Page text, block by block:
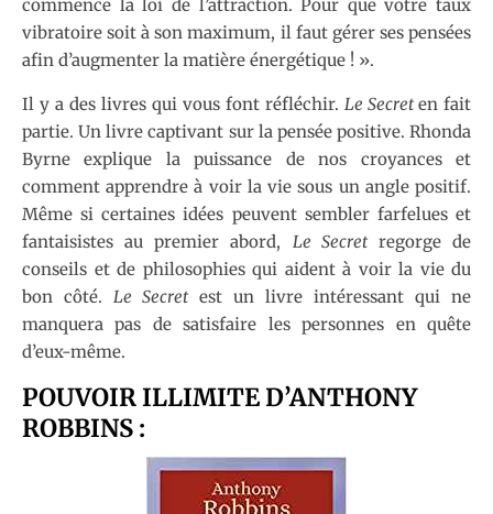
commence la loi de l’attraction. Pour que votre taux
vibratoire soit à son maximum, il faut gérer ses pensées
afin d’augmenter la matière énergétique ! ».
Il y a des livres qui vous font réfléchir. Le Secret en fait
partie. Un livre captivant sur la pensée positive. Rhonda
Byrne explique la puissance de nos croyances et
comment apprendre à voir la vie sous un angle positif.
Même si certaines idées peuvent sembler farfelues et
fantaisistes au premier abord, Le Secretregorge de
conseils et de philosophies qui aident à voir la vie du
bon côté. Le Secret est un livre intéressant qui ne
manquera pas de satisfaire les personnes en quête
d’eux-même.
POUVOIR ILLIMITE D’ANTHONY
ROBBINS :